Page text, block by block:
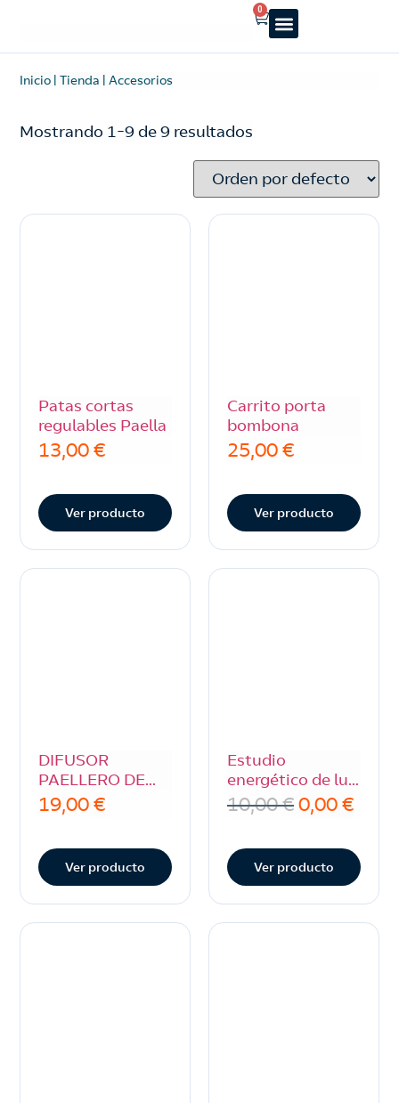
0
Inicio |Tienda | Accesorios
Mostrando 1–9de9 resultados
Patas cortas
regulables Paella
13,00€
Ver producto
Carrito porta
bombona
25,00€
Ver producto
DIFUSOR
PAELLERO DE
GAS
19,00€
Ver producto
Estudio
energético de luz
y/o gas natural
10,00€0,00€
Ver producto